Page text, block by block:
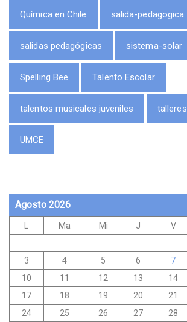
Química en Chile salida-pedagogica
salidas pedagógicas sistema-solar
Spelling Bee Talento Escolar
talentos musicales juveniles talleres
UMCE
Agosto 2026
Ma Mi J V
3
4 5 6 7
10
11 12 13 14
17
18 19 20 21
24
25 26 27 28